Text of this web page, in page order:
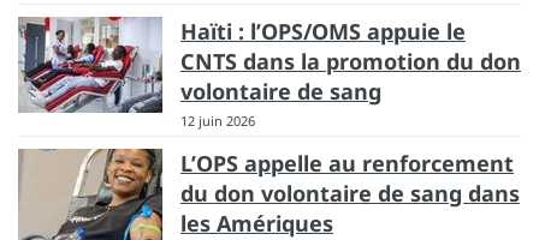
Haïti : l’OPS/OMS appuie le
CNTS dans la promotion du don
volontaire de sang
12 juin 2026
L’OPS appelle au renforcement
du don volontaire de sang dans
les Amériques